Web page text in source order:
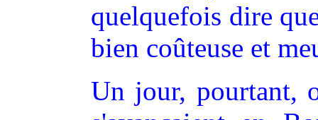
quelquefois dire
bien coûteuse et
Un jour, pourtant,